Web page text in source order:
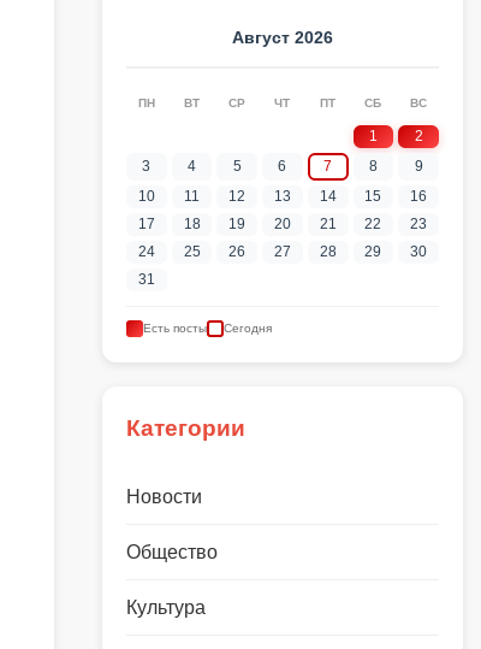
Август 2026
ПН ВТ СР ЧТ ПТ СБ ВС
1
2
3
4 5 6 7 8
9
10
11 12 13 14 15
16
17
18 19 20 21 22
23
24
25 26 27 28 29
30
31
Есть посты Сегодня
Категории
Новости
Общество
Культура